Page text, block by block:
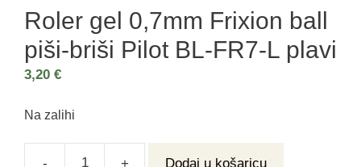
Roler gel 0,7mm Frixion ball
piši-briši Pilot BL-FR7-L plavi
3,20 €
Na zalihi
- + Dodaj u košaricu